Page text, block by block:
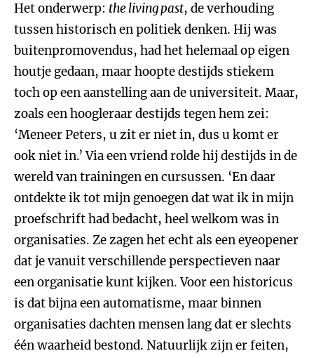
Het onderwerp: the living past, de verhouding
tussen historisch en politiek denken. Hij was
buitenpromovendus, had het helemaal op eigen
houtje gedaan, maar hoopte destijds stiekem
toch op een aanstelling aan de universiteit. Maar,
zoals een hoogleraar destijds tegen hem zei:
‘Meneer Peters, u zit er niet in, dus u komt er
ook niet in.’ Via een vriend rolde hij destijds in de
wereld van trainingen en cursussen. ‘En daar
ontdekte ik tot mijn genoegen dat wat ik in mijn
proefschrift had bedacht, heel welkom was in
organisaties. Ze zagen het echt als een eyeopener
dat je vanuit verschillende perspectieven naar
een organisatie kunt kijken. Voor een historicus
is dat bijna een automatisme, maar binnen
organisaties dachten mensen lang dat er slechts
één waarheid bestond. Natuurlijk zijn er feiten,